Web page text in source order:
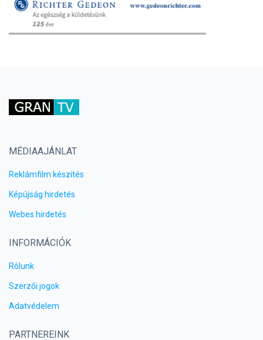
MÉDIAAJÁNLAT
Reklámfilm készítés
Képújság hirdetés
Webes hirdetés
INFORMÁCIÓK
Rólunk
Szerzői jogok
Adatvédelem
PARTNEREINK